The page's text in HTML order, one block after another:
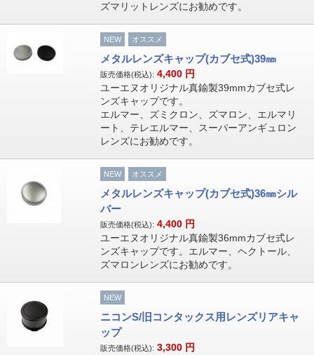
ズマリットレンズにお勧めです。
NEW オススメ
メタルレンズキャップ(カブセ式)39㎜
販売価格(税込): 4,400 円
ユーエヌオリジナル真鍮製39mmカブセ式レ
ンズキャップです。
エルマー、ズミクロン、ズマロン、エルマリ
ート、テレエルマー、スーパーアンギュロン
レンズにお勧めです。
NEW オススメ
メタルレンズキャップ(カブセ式)36㎜シル
バー
販売価格(税込): 4,400 円
ユーエヌオリジナル真鍮製36mmカブセ式レ
ンズキャップです。エルマー、ヘクトール、
ズマロンレンズにお勧めです。
NEW
ニコンS/旧コンタックス用レンズリアキャ
ップ
販売価格(税込): 3,300 円